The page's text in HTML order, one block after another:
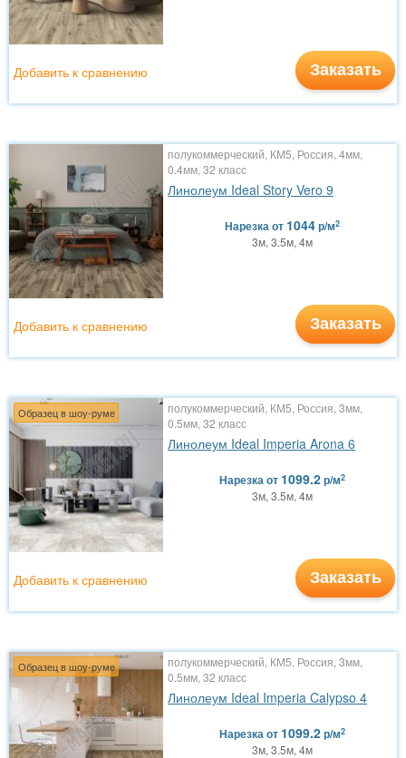
Заказать
Добавить к сравнению
полукоммерческий, КМ5, Россия, 4мм,
0.4мм, 32 класс
Линолеум Ideal Story Vero 9
Нарезкаот 1044р/м2
3м, 3.5м, 4м
Заказать
Добавить к сравнению
Образец в шоу-руме
полукоммерческий, КМ5, Россия, 3мм,
0.5мм, 32 класс
Линолеум Ideal Imperia Arona 6
Нарезкаот 1099.2р/м2
3м, 3.5м, 4м
Заказать
Добавить к сравнению
Образец в шоу-руме
полукоммерческий, КМ5, Россия, 3мм,
0.5мм, 32 класс
Линолеум Ideal Imperia Calypso 4
Нарезкаот 1099.2р/м2
3м, 3.5м, 4м